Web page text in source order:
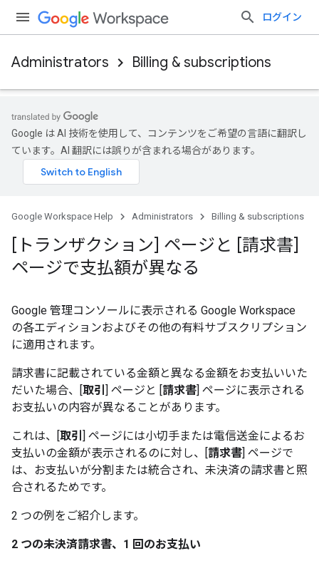
ログイン
Administrators Billing & subscriptions
Google は AI 技術を使用して、コンテンツをご希望の言語に翻訳し
ています。AI 翻訳には誤りが含まれる場合があります。
Google Workspace Help Administrators Billing & subscriptions
[トランザクション] ページと [請求書]
ページで支払額が異なる
Google 管理コンソールに表示される Google Workspace
の各エディションおよびその他の有料サブスクリプション
に適用されます。
請求書に記載されている金額と異なる金額をお支払いいた
だいた場合、[取引 ] ページと [請求書] ページに表示される
お支払いの内容が異なることがあります。
これは、[取引 ] ページには小切手または電信送金によるお
支払いの金額が表示されるのに対し、[請求書] ページで
は、お支払いが分割または統合され、未決済の請求書と照
合されるためです。
2 つの例をご紹介します。
2 つの未決済請求書、1 回のお支払い